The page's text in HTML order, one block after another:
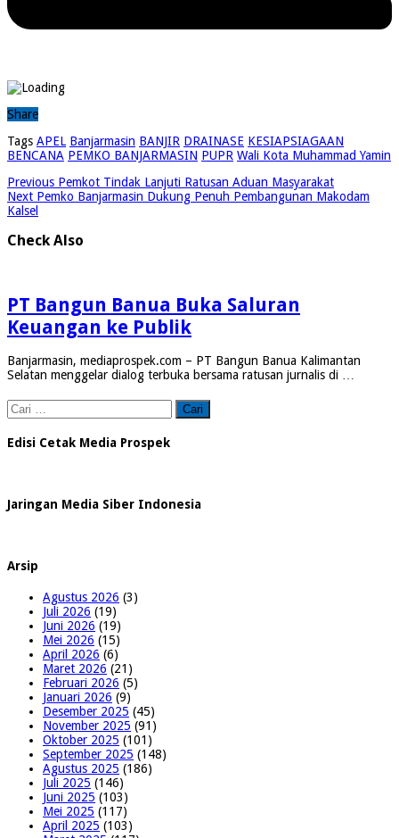
Share
Tags APEL Banjarmasin BANJIR DRAINASE KESIAPSIAGAAN
BENCANA PEMKO BANJARMASIN PUPR Wali Kota Muhammad Yamin
Previous Pemkot Tindak Lanjuti Ratusan Aduan Masyarakat
Next Pemko Banjarmasin Dukung Penuh Pembangunan Makodam
Kalsel
Check Also
PT Bangun Banua Buka Saluran
Keuangan ke Publik
Banjarmasin, mediaprospek.com – PT Bangun Banua Kalimantan
Selatan menggelar dialog terbuka bersama ratusan jurnalis di …
Cari
untuk:
Edisi Cetak Media Prospek
Jaringan Media Siber Indonesia
Arsip
Agustus 2026 (3)
Juli 2026 (19)
Juni 2026 (19)
Mei 2026 (15)
April 2026 (6)
Maret 2026 (21)
Februari 2026 (5)
Januari 2026 (9)
Desember 2025 (45)
November 2025 (91)
Oktober 2025 (101)
September 2025 (148)
Agustus 2025 (186)
Juli 2025 (146)
Juni 2025 (103)
Mei 2025 (117)
April 2025 (103)